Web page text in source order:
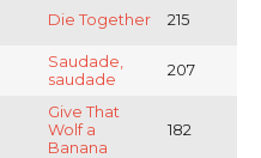
Die Together 215
Saudade,
saudade
207
Give That
Wolf a
Banana
182